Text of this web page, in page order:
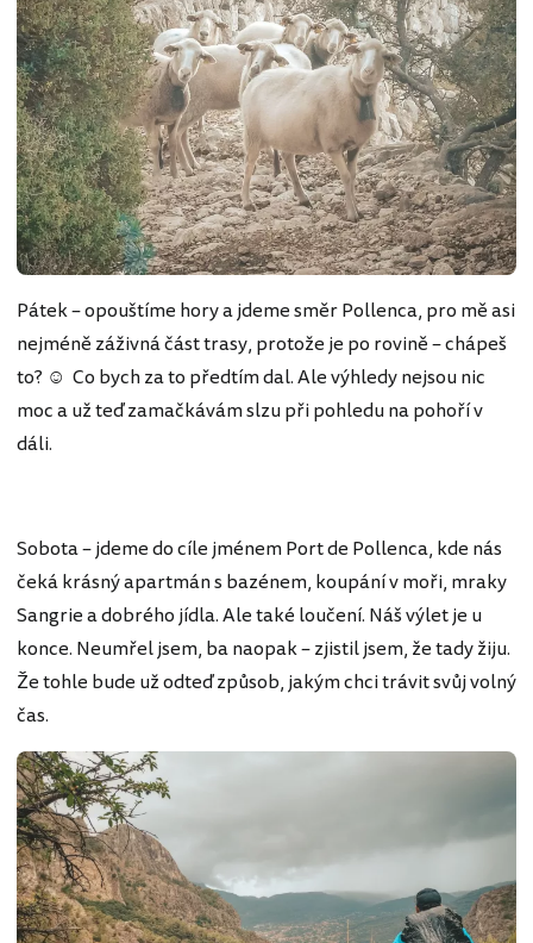
Pátek – opouštíme hory a jdeme směr Pollenca, pro mě asi
nejméně záživná část trasy, protože je po rovině – chápeš
to? ☺ Co bych za to předtím dal. Ale výhledy nejsou nic
moc a už teď zamačkávám slzu při pohledu na pohoří v
dáli.
Sobota – jdeme do cíle jménem Port de Pollenca, kde nás
čeká krásný apartmán s bazénem, koupání v moři, mraky
Sangrie a dobrého jídla. Ale také loučení. Náš výlet je u
konce. Neumřel jsem, ba naopak – zjistil jsem, že tady žiju.
Že tohle bude už odteď způsob, jakým chci trávit svůj volný
čas.